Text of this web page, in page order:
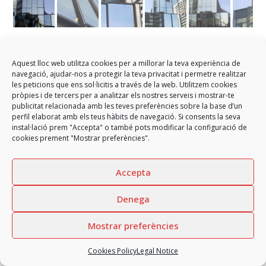
Aquest lloc web utilitza cookies per a millorar la teva experiència de
navegació, ajudar-nos a protegir la teva privacitat i permetre realitzar
les peticions que ens sol·licitis a través de la web. Utilitzem cookies
pròpies i de tercers per a analitzar els nostres serveis i mostrar-te
publicitat relacionada amb les teves preferències sobre la base d’un
perfil elaborat amb els teus hàbits de navegació. Si consents la seva
instal·lació prem "Accepta" o també pots modificar la configuració de
cookies prement "Mostrar preferències".
Accepta
Denega
Mostrar preferències
Cookies PolicyLegal Notice
Plaça Europa Office Building
extension
Manufacture and installation of modular facades and enclosures
for the extension of a singular office building in Plaça Europa of
l’Hospitalet de Llobregat (Barcelona).